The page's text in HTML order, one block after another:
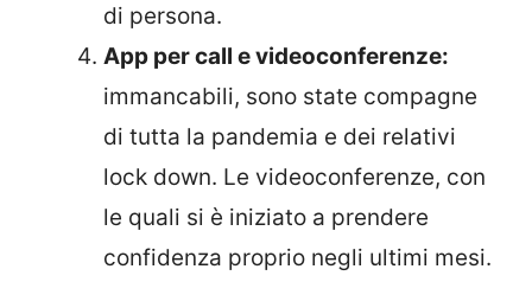
di persona.
App per call e videoconferenze:
immancabili, sono state compagne
di tutta la pandemia e dei relativi
lock down. Le videoconferenze, con
le quali si è iniziato a prendere
confidenza proprio negli ultimi mesi.